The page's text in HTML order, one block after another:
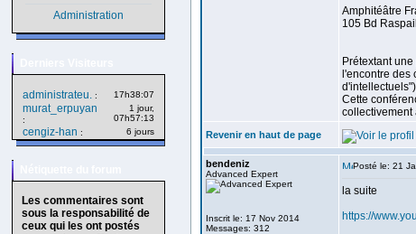
Administration
administrateu. : 17h38:07
murat_erpuyan
:
1 jour,
07h57:13
cengiz-han : 6 jours
Les commentaires sont
sous la responsabilité de
ceux qui les ont postés
Amphitéâtre
105 Bd
Prétextant
l'encontre
Cette
collectivement
Revenir en haut de page
bendeniz
Advanced Expert
Inscrit le: 17 Nov 2014
Messages: 312
Posté le: 21
la suite
https://